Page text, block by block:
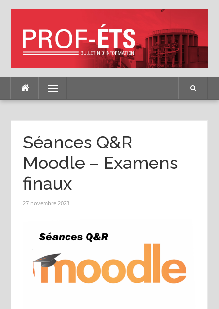
Menu
Séances Q&R
Moodle – Examens
finaux
27 novembre 2023